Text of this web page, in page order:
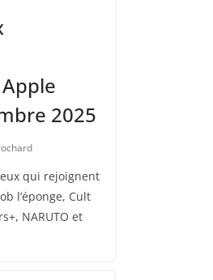
2025
qui rejoignent
l’éponge, Cult
NARUTO et